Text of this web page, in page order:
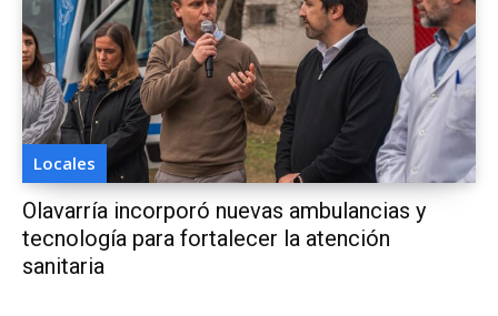
Locales
Olavarría incorporó nuevas ambulancias y
tecnología para fortalecer la atención
sanitaria